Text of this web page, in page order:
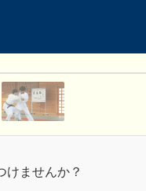
けませんか？